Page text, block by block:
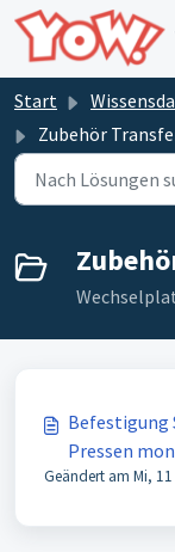
Zum
Start
Zubehör
Befestigung
Pressen
Geändert am Mi, 11